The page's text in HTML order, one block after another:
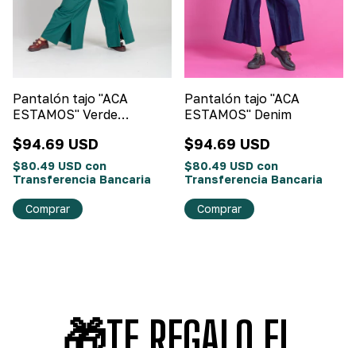
Pantalón tajo "ACA
ESTAMOS" Verde
$94.69 USD
$80.49 USD con
Transferencia Bancaria
Comprar
Pantalón tajo "ACA
ESTAMOS" Denim
$94.69 USD
$80.49 USD con
Transferencia Bancaria
Comprar